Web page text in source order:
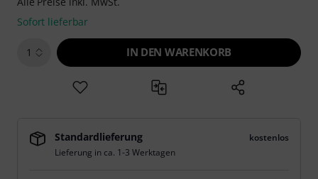
Sofort lieferbar
1 IN DEN WARENKORB
Standardlieferung
kostenlos
Lieferung in ca. 1-3 Werktagen